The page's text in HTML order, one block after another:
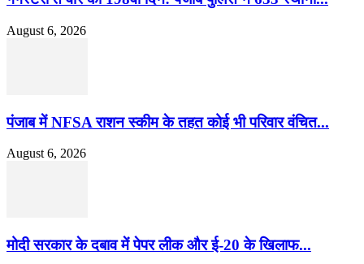
August 6, 2026
पंजाब में NFSA राशन स्कीम के तहत कोई भी परिवार वंचित...
August 6, 2026
मोदी सरकार के दबाव में पेपर लीक और ई-20 के खिलाफ...